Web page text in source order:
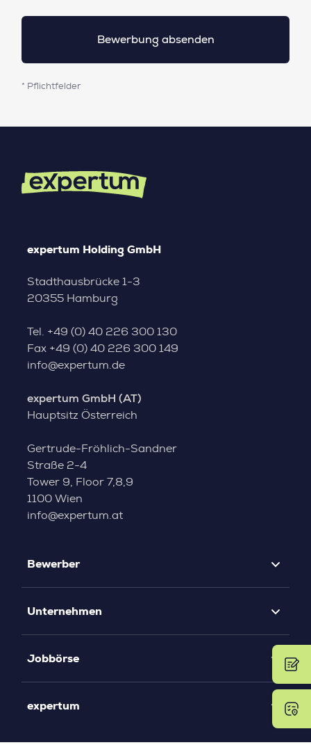
* Pflichtfelder
expertum Holding GmbH
Stadthausbrücke 1-3
20355 Hamburg
Tel. +49 (0) 40 226 300 130
Fax +49 (0) 40 226 300 149
info@expertum.de
expertum GmbH (AT)
Hauptsitz Österreich
Gertrude-Fröhlich-Sandner
Straße 2-4
Tower 9, Floor 7,8,9
1100 Wien
info@expertum.at
Bewerber
Unternehmen
Jobbörse
expertum